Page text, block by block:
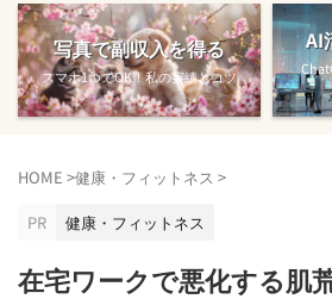
写真で副収入を得る
スマホ1つでOK！私の実績とコツ
AI
HOME >健康・フィットネス >
PR
健康・フィットネス
在宅ワークで悪化する肌